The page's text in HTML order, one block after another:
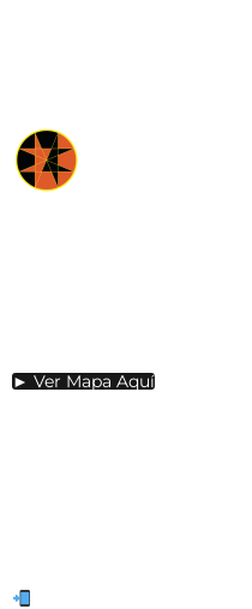
► Ver Mapa Aquí